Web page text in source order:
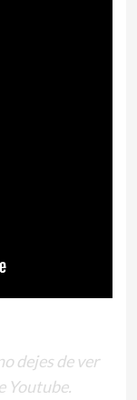
dejes de ver
Youtube.